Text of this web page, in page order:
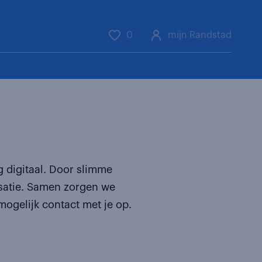
0 mijn Randstad
sneller solliciteren
vacatures die beter matchen
digitaal. Door slimme
Samen zorgen we
contact met je op.